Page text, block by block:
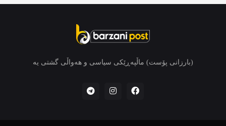
(بارزانی پۆست) ماڵپەڕێکی سیاسی و هەواڵی گشتی یە